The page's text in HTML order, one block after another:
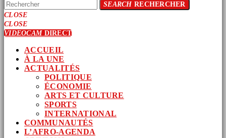
SEARCHRECHERCHER
CLOSE
CLOSE
VIDEOCAMDIRECT
ACCUEIL
À LA UNE
ACTUALITÉS
POLITIQUE
ÉCONOMIE
ARTS ET CULTURE
SPORTS
INTERNATIONAL
COMMUNAUTÉS
L’AFRO-AGENDA